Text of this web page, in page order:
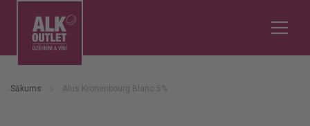
Sākums Alus Kronenbourg Blanc 5%